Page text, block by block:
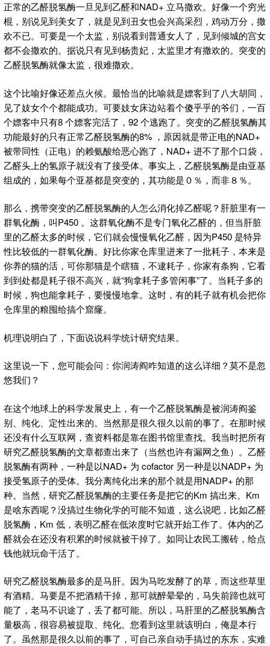
正常的乙醛脱氢酶一旦见到乙醛和NAD+ 立马撒欢。好像一个穷光
棍，别说见到美女了，就是见到丑女也会兴高采烈，鸡动万分，撒
欢不已。可要是一个太监，别说看到普通女人了，见到倾城的宫女
都不会撒欢的。据说只有见到杨贵妃，太监里才有撒欢的。突变的
乙醛脱氢酶就像太监，很难撒欢。
这个比喻好像还差点火候。最恰当的比喻就是嫖客到了八大胡同，
见了妓女个个都能成功。可要妓女床边站着个傻乎乎的爷们，一百
个嫖客中只有8 个嫖客完活了，92 个逃跑了。突变的乙醛脱氢酶其
功能最好的只有正常乙醛脱氢酶的8% ，原因就是带正电的NAD+
被带同性（正电）的赖氨酸给恶心跑了，NAD+ 进不了那个口袋，
乙醛头上的氢原子就没有了接受体。事实上，乙醛脱氢酶是由亚基
组成的，如果每个亚基都是突变的，其功能是０％，而非８％。
那么，携带突变的乙醛脱氢酶的人怎么消化掉乙醛呢？肝脏里有一
群氧化酶，叫P450 。这群氧化酶不是专门氧化乙醛的，但当肝脏
里的乙醛太多的时候，它们就会慢慢氧化乙醛，因为P450 是特异
性比较低的一群氧化酶。好比你家仓库里进来了一批耗子，本来是
你养的猫的活，可你那猫是个瞎猫，不逮耗子，你家有条狗，它看
到到处都是耗子很不高兴，就“狗拿耗子多管闲事”了。当耗子多的
时候，狗也能拿耗子，要慢慢地拿。这时，有的耗子就有机会把你
仓库里的粮囤给搞个窟窿。
机理说明白了，下面说说科学统计研究结果。
这里说一下，您可能会问：你润涛阎咋知道的这么详细？莫不是忽
悠我们？
在这个地球上的科学发展史上，有一个乙醛脱氢酶是被润涛阎鉴
别、纯化、定性出来的。当然那是很久很久以前的事了。在那时候
还没有什么互联网，查资料都是靠在图书馆里查找。我当时把所有
研究乙醛脱氢酶的文章都查出来了（当然也许有漏网之鱼）。乙醛
脱氢酶有两种，一种是以NAD+ 为 cofactor 另一种是以NADP+ 为
接受氢原子的受体。我分离纯化出来的那个就是用NADP+ 的那
种。当然，研究乙醛脱氢酶的主要任务是把它的Km 搞出来。Km
是啥东西呢？没搞过生物化学的可能不知道，这么说吧，比如乙醛
脱氢酶，Km 低，表明乙醛在低浓度时它就开始工作了。体内的乙
醛就会在还没有积累的时候就被干掉了。如同让农民工搬砖，给点
钱他就玩命干活了。
研究乙醛脱氢酶最多的是马肝。因为马吃发酵了的草，而这些草里
有酒精。马要是不把酒精干掉，那可就醉晕晕的，马失前蹄也就可
能了，老马不识途了，丢了都可能。所以，马肝里的乙醛脱氢酶含
量极高，很容易被提取、纯化。您看到这里就该明白，俺是本行
了。虽然那是很久以前的事了，可自己亲自动手搞过的东东，实难